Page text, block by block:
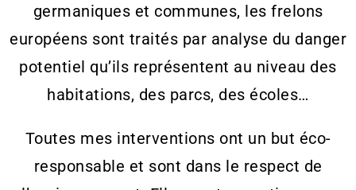
germaniques et communes, les frelons
européens sont traités par analyse du danger
potentiel qu’ils représentent au niveau des
habitations, des parcs, des écoles…
Toutes mes interventions ont un but éco-
responsable et sont dans le respect de